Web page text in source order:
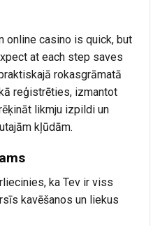
online casino is quick, but
at each step saves
rokasgrāmatā
reģistrēties, izmantot
likmju izpildi un
kļūdām.
ka Tev ir viss
kavēšanos un liekus